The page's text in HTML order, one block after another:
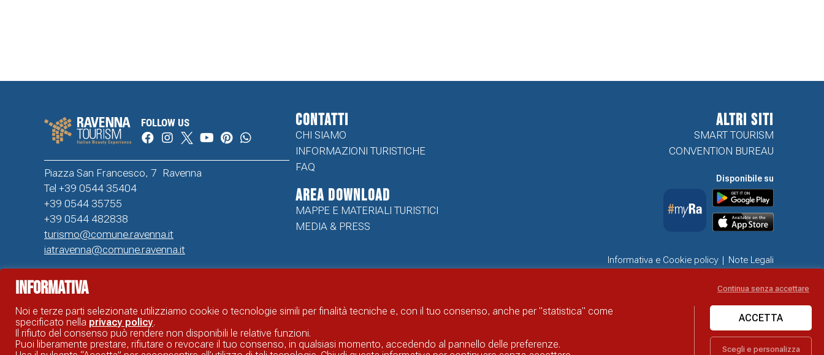
FOLLOW US
Piazza San Francesco, 7 Ravenna
Tel +39 0544 35404
+39 0544 35755
+39 0544 482838
turismo@comune.ravenna.it
iatravenna@comune.ravenna.it
CONTATTI
CHI SIAMO
INFORMAZIONI TURISTICHE
FAQ
Area Download
MAPPE E MATERIALI TURISTICI
MEDIA & PRESS
ALTRI SITI
SMART TOURISM
CONVENTION BUREAU
Disponibile su
Informativa e Cookie policy
Note Legali
Problemi di accessibilità
Informativa
Noi e terze parti selezionate utilizziamo cookie o tecnologie simili per finalità tecniche e, con il tuo consenso, anche per "statistica" come
specificato nella privacy policy.
Il rifiuto del consenso può rendere non disponibili le relative funzioni.
Puoi liberamente prestare, rifiutare o revocare il tuo consenso, in qualsiasi momento, accedendo al pannello delle preferenze.
Scegli e personalizza
ACCETTA
Continua senza accettare